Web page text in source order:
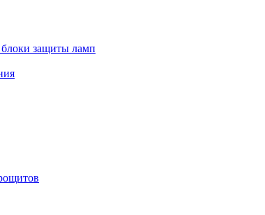
защиты ламп